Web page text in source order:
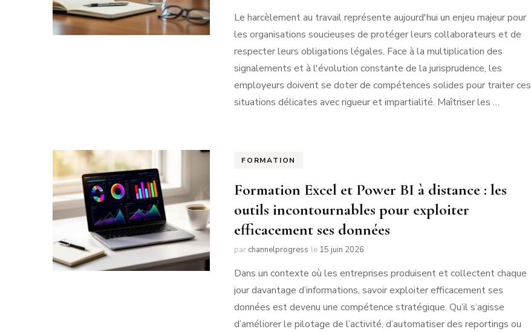
Le harcèlement au travail représente aujourd'hui un enjeu majeur pour
les organisations soucieuses de protéger leurs collaborateurs et de
respecter leurs obligations légales. Face à la multiplication des
signalements et à l'évolution constante de la jurisprudence, les
employeurs doivent se doter de compétences solides pour traiter ces
situations délicates avec rigueur et impartialité. Maîtriser les …
FORMATION
Formation Excel et Power BI à distance : les
outils incontournables pour exploiter
efficacement ses données
par channelprogress le 15 juin 2026
Dans un contexte où les entreprises produisent et collectent chaque
jour davantage d’informations, savoir exploiter efficacement ses
données est devenu une compétence stratégique. Qu’il s’agisse
d’améliorer le pilotage de l’activité, d’automatiser des reportings ou